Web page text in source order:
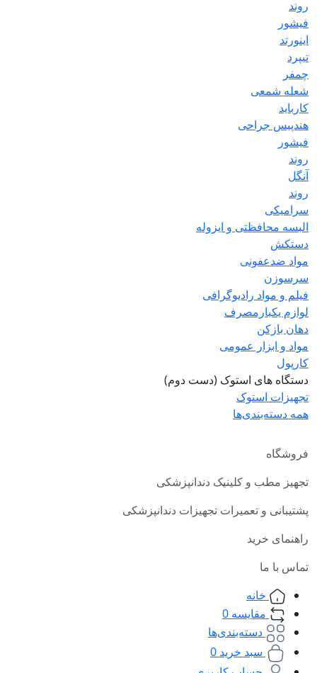
روند
فیشور
اینورتد
تیپرد
چمفر
شعله شمعی
کارباید
هندپیس جراحی
فیشور
روند
آنگل
روند
سرامیکی
البسه محافظتی و ایزوله
دستکش
مواد ضدعفونی
سرسوزن
فیلم و مواد رادیوگرافی
لوازم یکبارمصرف
دهان بازکن
مواد و ابزار عمومی
کارپول
دستگاه های استوک (دست دوم)
تجهیزات استوک
همه دسته‌بندی‌ها
فروشگاه
تجهیز مطب و کلینیک دندانپزشکی
پشتیبانی و تعمیرات تجهیزات دندانپزشکی
راهنمای خرید
تماس با ما
خانه
مقایسه 0
دسته‌بندی‌ها
سبد خرید 0